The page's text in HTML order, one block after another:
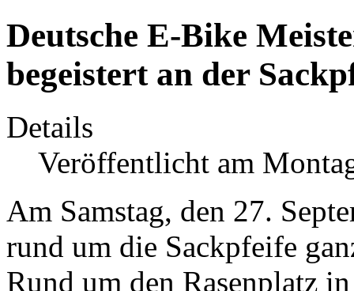
Deutsche E-Bike
begeistert an der
Details
Veröffentlicht am
Am Samstag, den 27.
rund um die Sackpfeife
Rund um den Rasenplatz